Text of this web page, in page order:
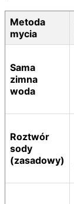
Metoda
mycia
Sama
zimna
woda
Roztwór
sody
(zasadowy)